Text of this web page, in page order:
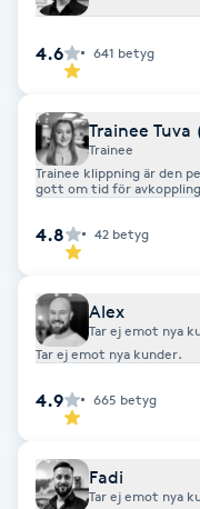
Fransförlängning Volym
Fransk manikyr
Fransrengöring
Frekvensterapi
Friskvård
Friskvårdsmassage
Funktionsanalys
4.6 641 betyg
Trainee Tuva
Trainee
Trainee klippning är den
gott om tid för
4.8 42 betyg
Alex
Tar ej emot nya
Tar ej emot nya kunder.
4.9 665 betyg
Fadi
Tar ej emot nya